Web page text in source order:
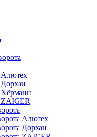
Алютех
Хёрманн
ZAIGER
Алютех
Дорхан